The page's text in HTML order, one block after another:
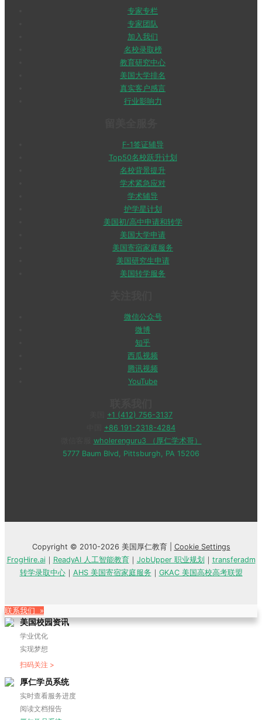
专家专栏
专家团队
加入我们
名校录取榜
教育研究中心
美国大学排名
真实客户感言
行业影响力
F-1签证辅导
Top50名校跃升计划
名校背景提升
学术紧急应对
学术辅导
护学星计划
美国初/高中申请和转学
美国大学申请
美国寄宿家庭服务
美国研究生申请
美国转学服务
微信公众号
微博
知乎
西瓜视频
腾讯视频
YouTube
+1 (412) 756-3137
+86 191-2318-4284
wholerenguru3 （厚仁学术哥）
5777 Baum Blvd, Pittsburgh, PA 15206
Copyright © 2010-2026 美国厚仁教育 | Cookie Settings
FrogHire.ai｜ ReadyAI 人工智能教育｜ JobUpper 职业规划 ｜ transferadm
转学录取中心｜ AHS 美国寄宿家庭服务 ｜ GKAC 美国高校高考联盟
联系我们 »
美国校园资讯
学业优化
实现梦想
扫码关注 >
厚仁学员系统
实时查看服务进度
阅读文档报告